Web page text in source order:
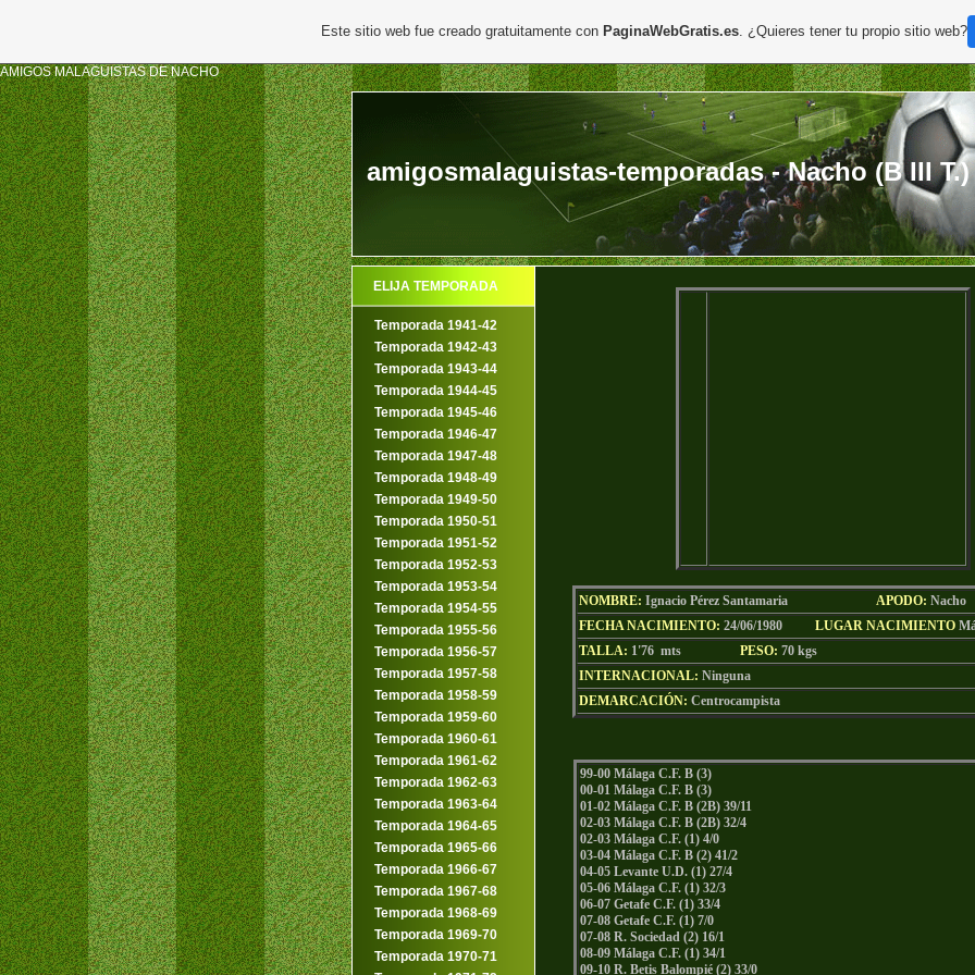
AMIGOS MALAGUISTAS DE NACHO
amigosmalaguistas-temporadas - Nacho (B III T.)
ELIJA TEMPORADA
Temporada 1941-42
Temporada 1942-43
Temporada 1943-44
Temporada 1944-45
Temporada 1945-46
Temporada 1946-47
Temporada 1947-48
Temporada 1948-49
Temporada 1949-50
Temporada 1950-51
Temporada 1951-52
Temporada 1952-53
Temporada 1953-54
Temporada 1954-55
Temporada 1955-56
Temporada 1956-57
Temporada 1957-58
Temporada 1958-59
Temporada 1959-60
Temporada 1960-61
Temporada 1961-62
Temporada 1962-63
Temporada 1963-64
Temporada 1964-65
Temporada 1965-66
Temporada 1966-67
Temporada 1967-68
Temporada 1968-69
Temporada 1969-70
Temporada 1970-71
NOMBRE: Ignacio Pérez Santamaria APODO: Nacho
FECHA NACIMIENTO: 24/06/1980 LUGAR NACIMIENTO
TALLA: 1'76 mts PESO: 70 kgs
INTERNACIONAL: Ninguna
DEMARCACIÓN: Centrocampista
99-00 Málaga C.F. B (3)
00-01 Málaga C.F. B (3)
01-02 Málaga C.F. B (2B) 39/11
02-03 Málaga C.F. B (2B) 32/4
02-03 Málaga C.F. (1) 4/0
03-04 Málaga C.F. B (2) 41/2
04-05 Levante U.D. (1) 27/4
05-06 Málaga C.F. (1) 32/3
06-07 Getafe C.F. (1) 33/4
07-08 Getafe C.F. (1) 7/0
07-08 R. Sociedad (2) 16/1
08-09 Málaga C.F. (1) 34/1
09-10 R. Betis Balompié (2) 33/0
Este sitio web fue creado gratuitamente con PaginaWebGratis.es. ¿Quieres tener tu propio sitio web?